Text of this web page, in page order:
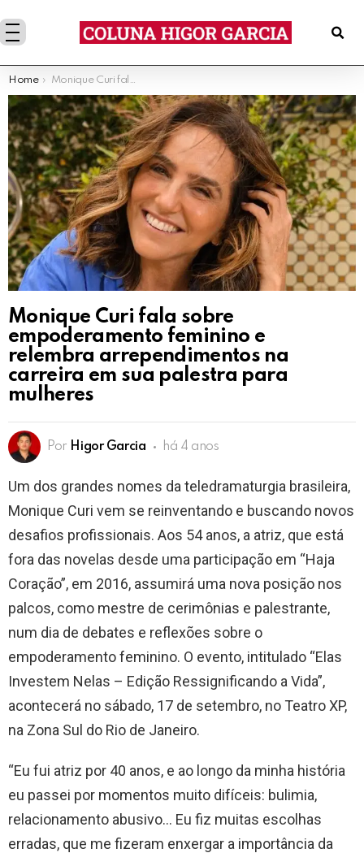
You are here:
Home Monique Curi fala sobre empoderamento feminino e relembra arrependimentos na carreira em sua palestra para mulheres
Monique Curi fala sobre
empoderamento feminino e
relembra arrependimentos na
carreira em sua palestra para
mulheres
Por Higor Garcia há 4 anos
Um dos grandes nomes da teledramaturgia brasileira,
Monique Curi vem se reinventando e buscando novos
desafios profissionais. Aos 54 anos, a atriz, que está
fora das novelas desde uma participação em “Haja
Coração”, em 2016, assumirá uma nova posição nos
palcos, como mestre de cerimônias e palestrante,
num dia de debates e reflexões sobre o
empoderamento feminino. O evento, intitulado “Elas
Investem Nelas – Edição Ressignificando a Vida”,
acontecerá no sábado, 17 de setembro, no Teatro XP,
na Zona Sul do Rio de Janeiro.
“Eu fui atriz por 40 anos, e ao longo da minha história
eu passei por momentos muito difíceis: bulimia,
relacionamento abusivo… Eu fiz muitas escolhas
erradas, que me fizeram enxergar a importância da